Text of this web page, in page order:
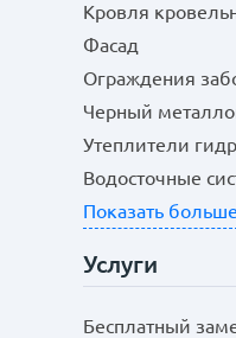
Кровля
Фасад
Ограждения
Черный
Утеплители
Водосточные
Показать больше
Услуги
Бесплатный